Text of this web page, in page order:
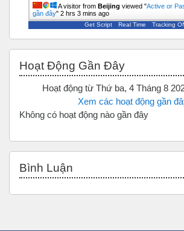
A visitor from Beijing viewed "Active or
gần đây" 2 hrs 3 mins ago
Get Script Real Time Tracking
Hoạt Động Gần Đây
Hoạt động từ Thứ ba, 4 Tháng 8
Xem các hoạt động gần
Không có hoạt động nào gần đây
Bình Luận